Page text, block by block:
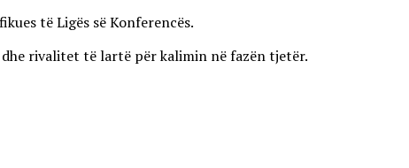
të Ligës së Konferencës.
rivalitet të lartë për kalimin në fazën tjetër.